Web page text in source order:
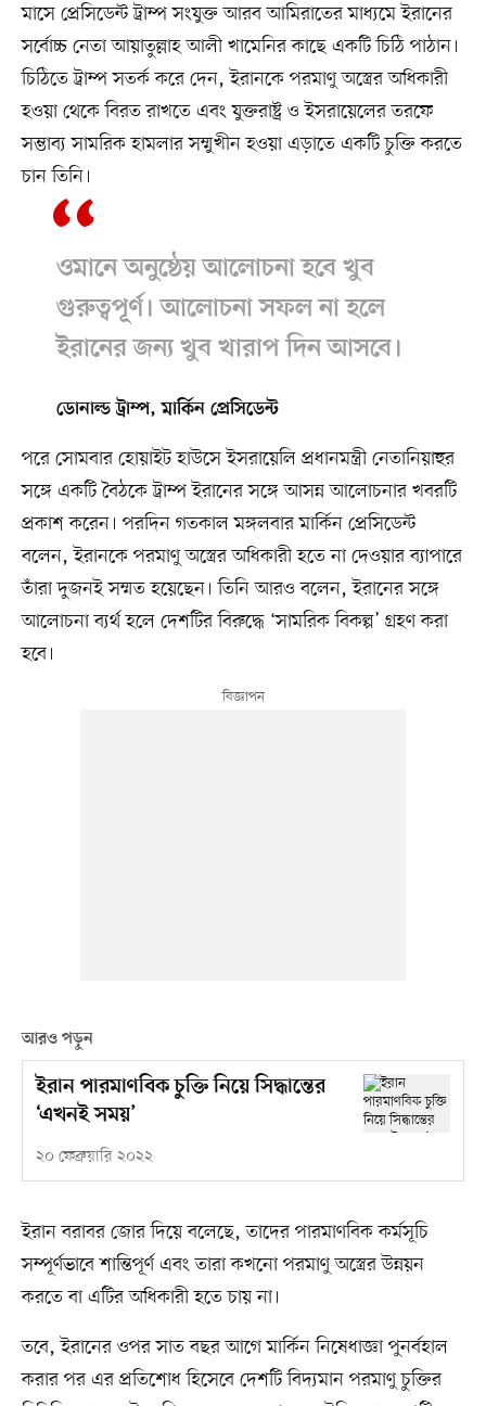
মাসে প্রেসিডেন্ট ট্রাম্প সংযুক্ত আরব আমিরাতের মাধ্যমে ইরানের
সর্বোচ্চ নেতা আয়াতুল্লাহ আলী খামেনির কাছে একটি চিঠি পাঠান।
চিঠিতে ট্রাম্প সতর্ক করে দেন, ইরানকে পরমাণু অস্ত্রের অধিকারী
হওয়া থেকে বিরত রাখতে এবং যুক্তরাষ্ট্র ও ইসরায়েলের তরফে
সম্ভাব্য সামরিক হামলার সম্মুখীন হওয়া এড়াতে একটি চুক্তি করতে
চান তিনি।
ওমানে অনুষ্ঠেয় আলোচনা হবে খুব
গুরুত্বপূর্ণ। আলোচনা সফল না হলে
ইরানের জন্য খুব খারাপ দিন আসবে।
ডোনাল্ড ট্রাম্প, মার্কিন প্রেসিডেন্ট
পরে সোমবার হোয়াইট হাউসে ইসরায়েলি প্রধানমন্ত্রী নেতানিয়াহুর
সঙ্গে একটি বৈঠকে ট্রাম্প ইরানের সঙ্গে আসন্ন আলোচনার খবরটি
প্রকাশ করেন। পরদিন গতকাল মঙ্গলবার মার্কিন প্রেসিডেন্ট
বলেন, ইরানকে পরমাণু অস্ত্রের অধিকারী হতে না দেওয়ার ব্যাপারে
তাঁরা দুজনই সম্মত হয়েছেন। তিনি আরও বলেন, ইরানের সঙ্গে
আলোচনা ব্যর্থ হলে দেশটির বিরুদ্ধে ‘সামরিক বিকল্প’ গ্রহণ করা
হবে।
আরও পড়ুন
ইরান পারমাণবিক চুক্তি নিয়ে সিদ্ধান্তের
‘এখনই সময়’
২০ ফেব্রুয়ারি ২০২২
ইরান বরাবর জোর দিয়ে বলেছে, তাদের পারমাণবিক কর্মসূচি
সম্পূর্ণভাবে শান্তিপূর্ণ এবং তারা কখনো পরমাণু অস্ত্রের উন্নয়ন
করতে বা এটির অধিকারী হতে চায় না।
তবে, ইরানের ওপর সাত বছর আগে মার্কিন নিষেধাজ্ঞা পুনর্বহাল
করার পর এর প্রতিশোধ হিসেবে দেশটি বিদ্যমান পরমাণু চুক্তির